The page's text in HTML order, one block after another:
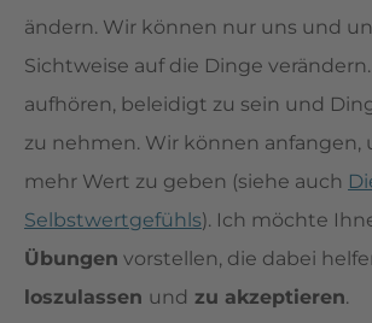
ändern. Wir können nur uns und
Sichtweise auf die Dinge
aufhören, beleidigt zu sein und
zu nehmen. Wir können anfangen,
mehr Wert zu geben (siehe auch
Selbstwertgefühls). Ich möchte
Übungen vorstellen, die dabei
loszulassen und zu akzeptieren.